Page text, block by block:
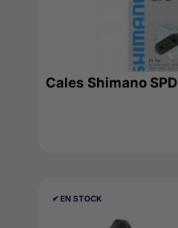
Cales Shimano SPD
✔︎ EN STOCK